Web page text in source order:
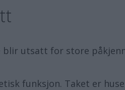
utsatt for store
funksjon. Taket er